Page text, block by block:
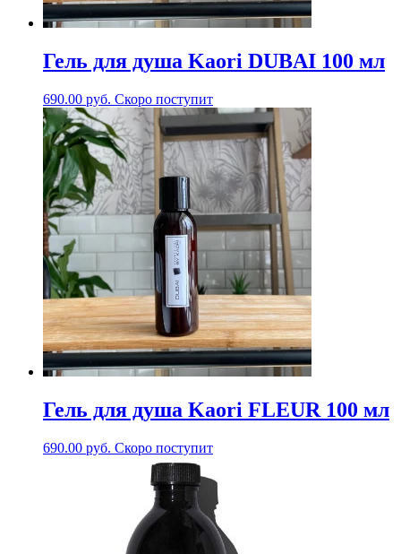
Гель для душа Kaori DUBAI 100 мл
690.00 руб. Скоро поступит
Гель для душа Kaori FLEUR 100 мл
690.00 руб. Скоро поступит